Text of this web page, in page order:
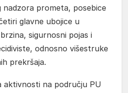
nadzora prometa, posebice
glavne ubojice u
sigurnosni pojas i
odnosno višestruke
prekršaja.
aktivnosti na području PU